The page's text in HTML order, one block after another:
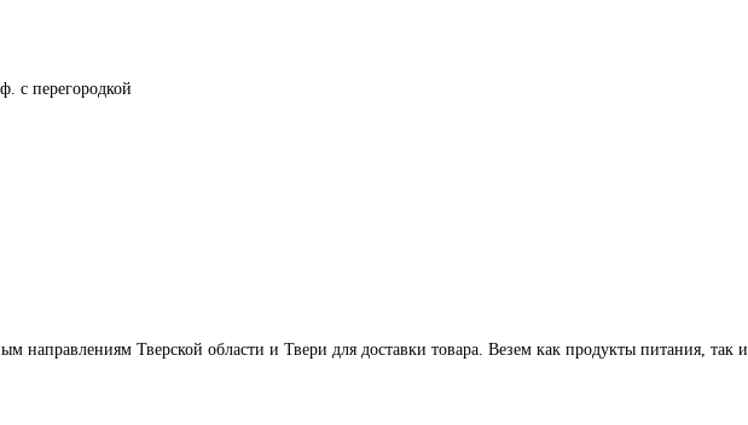
с перегородкой
направлениям Тверской области и Твери для доставки товара. Везем как продукты питания, так и